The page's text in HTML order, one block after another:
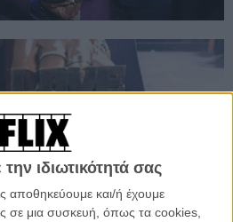
ιδιωτικότητά σας
αποθηκεύουμε και/ή έχουμε
σε μια συσκευή, όπως τα cookies,